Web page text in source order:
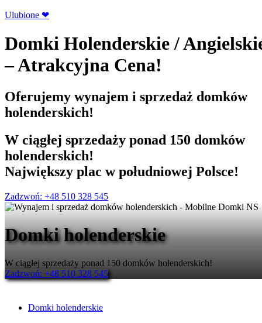
Ulubione ❤
Domki Holenderskie/
– Atrakcyjna Cena!
Oferujemy wynajem i sprzedaż domków
holenderskich!
W ciągłej sprzedaży ponad 150 domków
holenderskich!
Największy plac w południowej Polsce!
Zadzwoń: +48 510 328 545
Domki holenderskie
W ciągłej sprzedaży ponad 150 domków holenderskich!
Zadzwoń: +48 510 328 545
Domki holenderskie